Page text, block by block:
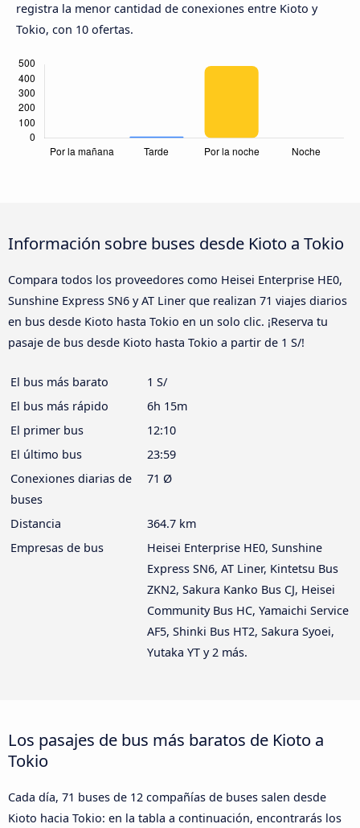
registra la menor cantidad de conexiones entre Kioto y
Tokio, con 10 ofertas.
Información sobre buses desde Kioto a Tokio
Compara todos los proveedores como Heisei Enterprise HE0,
Sunshine Express SN6 y AT Liner que realizan 71 viajes diarios
en bus desde Kioto hasta Tokio en un solo clic. ¡Reserva tu
pasaje de bus desde Kioto hasta Tokio a partir de 1 S/!
El bus más barato
1 S/
El bus más rápido
6h 15m
El primer bus
12:10
El último bus
23:59
Conexiones diarias de
buses
71 Ø
Distancia
364.7 km
Empresas de bus
Heisei Enterprise HE0, Sunshine
Express SN6, AT Liner, Kintetsu Bus
ZKN2, Sakura Kanko Bus CJ, Heisei
Community Bus HC, Yamaichi Service
AF5, Shinki Bus HT2, Sakura Syoei,
Yutaka YT y 2 más.
Los pasajes de bus más baratos de Kioto a
Tokio
Cada día, 71 buses de 12 compañías de buses salen desde
Kioto hacia Tokio: en la tabla a continuación, encontrarás los